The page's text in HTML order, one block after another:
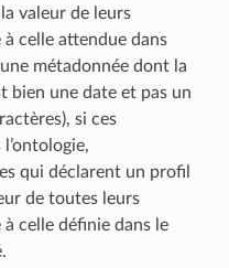
valeur de leurs
celle attendue dans
métadonnée dont la
bien une date et pas un
si ces
qui déclarent un profil
de toutes leurs
celle définie dans le